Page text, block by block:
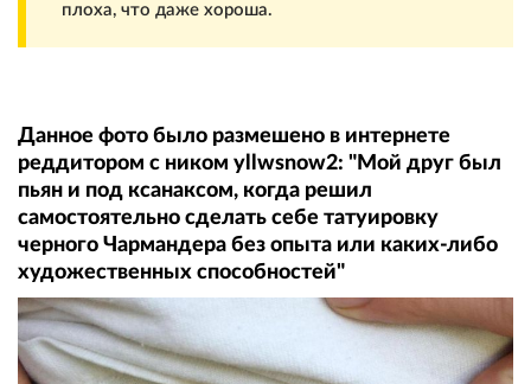
плоха, что даже хороша.
Данное фото было размешено в интернете
реддитором с ником yllwsnow2: "Мой друг был
пьян и под ксанаксом, когда решил
самостоятельно сделать себе татуировку
черного Чармандера без опыта или каких-либо
художественных способностей"